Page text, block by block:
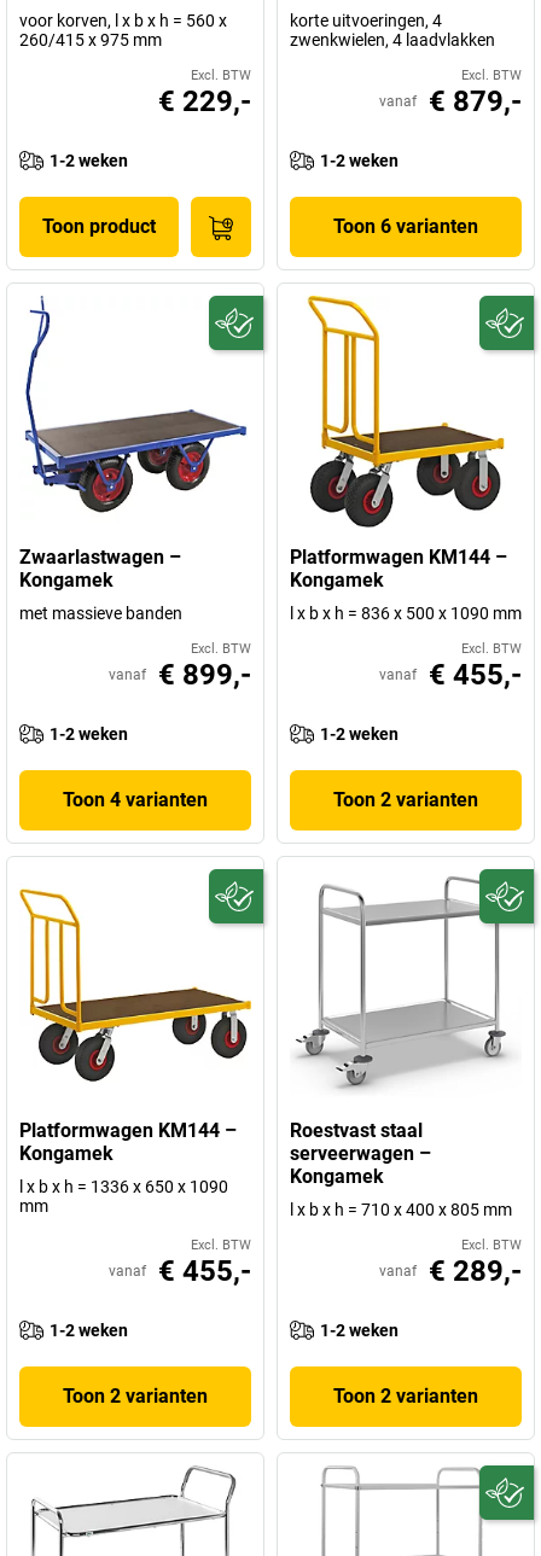
voor korven, l x b x h = 560 x
260/415 x 975 mm
Excl. BTW
€ 229,-
1-2 weken
Toon product
korte uitvoeringen, 4
zwenkwielen, 4 laadvlakken
Excl. BTW
vanaf € 879,-
1-2 weken
Toon 6 varianten
Zwaarlastwagen –
Kongamek
met massieve banden
Excl. BTW
vanaf € 899,-
1-2 weken
Toon 4 varianten
Platformwagen KM144 –
Kongamek
l x b x h = 836 x 500 x 1090 mm
Excl. BTW
vanaf € 455,-
1-2 weken
Toon 2 varianten
Platformwagen KM144 –
Kongamek
l x b x h = 1336 x 650 x 1090
mm
Excl. BTW
vanaf € 455,-
1-2 weken
Toon 2 varianten
Roestvast staal
serveerwagen –
Kongamek
l x b x h = 710 x 400 x 805 mm
Excl. BTW
vanaf € 289,-
1-2 weken
Toon 2 varianten